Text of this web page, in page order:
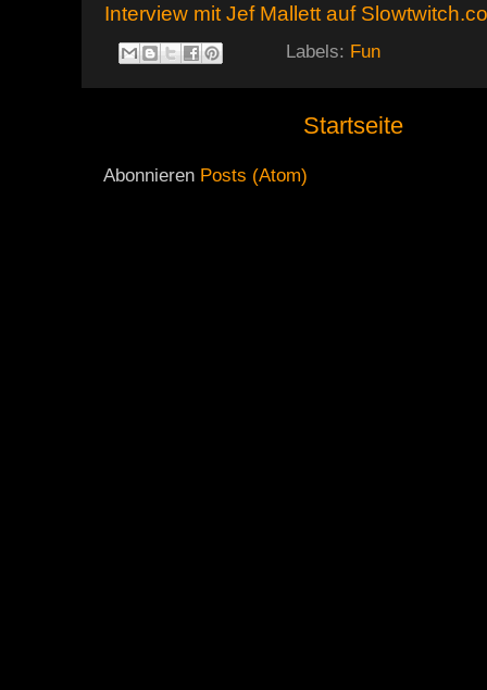
Interview mit Jef Mallett auf
Labels: Fun
Startseite
Abonnieren Posts (Atom)